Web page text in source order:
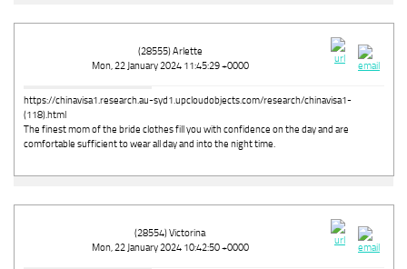
(28555) Arlette
Mon, 22 January 2024 11:45:29 +0000
https://chinavisa1.research.au-syd1.upcloudobjects.com/research/chinavisa1-
(118).html
The finest mom of the bride clothes fill you with confidence on the day and are
comfortable sufficient to wear all day and into the night time.
(28554) Victorina
Mon, 22 January 2024 10:42:50 +0000